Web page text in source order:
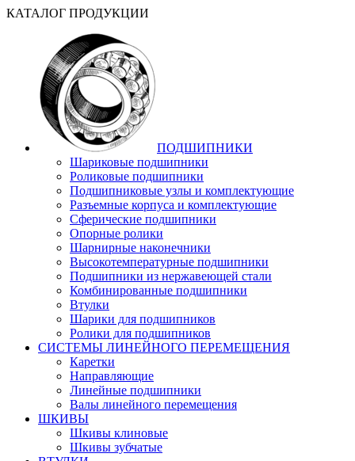
КАТАЛОГ ПРОДУКЦИИ
ПОДШИПНИКИ
Шариковые подшипники
Роликовые подшипники
Подшипниковые узлы и комплектующие
Разъемные корпуса и комплектующие
Сферические подшипники
Опорные ролики
Шарнирные наконечники
Высокотемпературные подшипники
Подшипники из нержавеющей стали
Комбинированные подшипники
Втулки
Шарики для подшипников
Ролики для подшипников
СИСТЕМЫ ЛИНЕЙНОГО ПЕРЕМЕЩЕНИЯ
Каретки
Направляющие
Линейные подшипники
Валы линейного перемещения
ШКИВЫ
Шкивы клиновые
Шкивы зубчатые